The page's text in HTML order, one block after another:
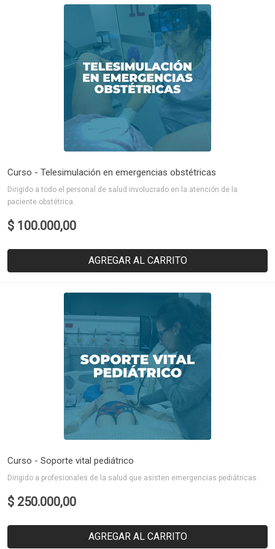
Curso - Telesimulación en emergencias obstétricas
Dirigido a todo el personal de salud involucrado en la atención de la
paciente obstétrica.
$ 100.000,00
AGREGAR AL CARRITO
Curso - Soporte vital pediátrico
Dirigido a profesionales de la salud que asisten emergencias pediátricas.
$ 250.000,00
AGREGAR AL CARRITO